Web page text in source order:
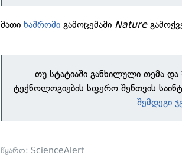
მათინაშრომი გამოცემაში Nature
თუ სტატიაში განხილული თემა და
ტექნოლოგიების სფერო შენთვის
–შემდეგი
წყარო: ScienceAlert